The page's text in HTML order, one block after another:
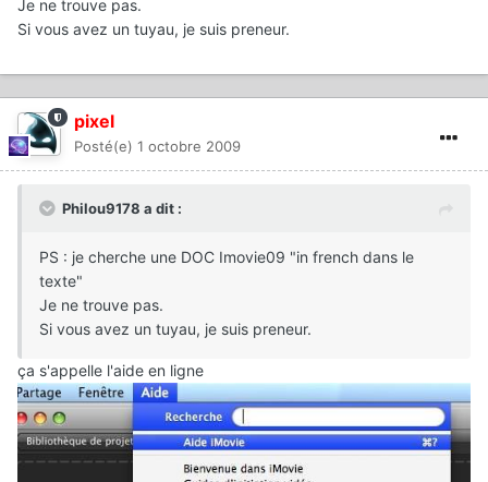
Je ne trouve pas.
Si vous avez un tuyau, je suis preneur.
pixel
Posté(e) 1 octobre 2009
Philou9178 a dit :
PS : je cherche une DOC Imovie09 "in french dans le
texte"
Je ne trouve pas.
Si vous avez un tuyau, je suis preneur.
ça s'appelle l'aide en ligne